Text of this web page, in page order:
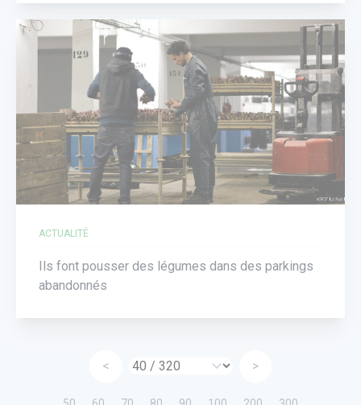
ACTUALITÉ
Ils font pousser des légumes dans des parkings
abandonnés
< >